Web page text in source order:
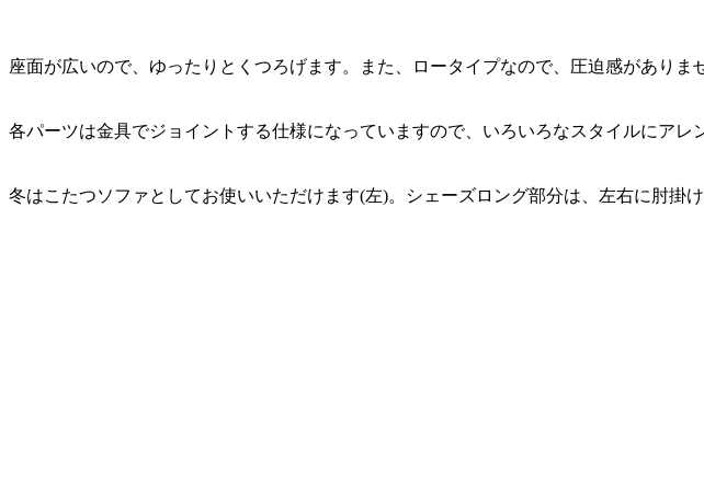
座面が広いので、ゆったりとくつろげます。また、ロータイプなので、圧迫感がありま
各パーツは金具でジョイントする仕様になっていますので、いろいろなスタイルにアレ
冬はこたつソファとしてお使いいただけます(左)。シェーズロング部分は、左右に肘掛